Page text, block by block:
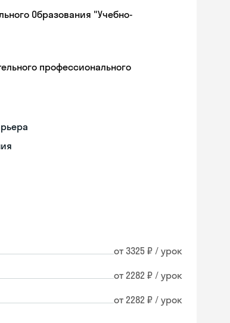
Образования "Учебно-
профессионального
от 3325 ₽ / урок
от 2282 ₽ / урок
от 2282 ₽ / урок
Skyeng Chat